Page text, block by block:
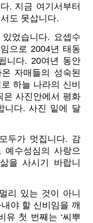
. 지금 여기서부터
도 못삽니다.
었습니다. 요셉수
으로 2004년 태동
니다. 20여년 동안
자매들의 성숙된
하늘 나라의 신비
은 사진안에서 평화
니다. 사진 밑에 달
두가 멋집니다. 감
예수성심의 사랑으
을 사시기 바랍니
리 있는 것이 아니
야 할 신비임을 깨
유 첫 번째는 ‘씨뿌